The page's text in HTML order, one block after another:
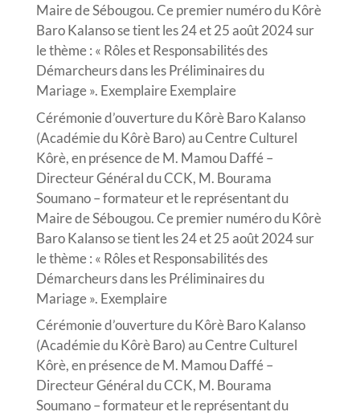
Maire de Sébougou. Ce premier numéro du Kôrè
Baro Kalanso se tient les 24 et 25 août 2024 sur
le thème : « Rôles et Responsabilités des
Démarcheurs dans les Préliminaires du
Mariage ». Exemplaire Exemplaire
Cérémonie d’ouverture du Kôrè Baro Kalanso
(Académie du Kôrè Baro) au Centre Culturel
Kôrè, en présence de M. Mamou Daffé –
Directeur Général du CCK, M. Bourama
Soumano – formateur et le représentant du
Maire de Sébougou. Ce premier numéro du Kôrè
Baro Kalanso se tient les 24 et 25 août 2024 sur
le thème : « Rôles et Responsabilités des
Démarcheurs dans les Préliminaires du
Mariage ». Exemplaire
Cérémonie d’ouverture du Kôrè Baro Kalanso
(Académie du Kôrè Baro) au Centre Culturel
Kôrè, en présence de M. Mamou Daffé –
Directeur Général du CCK, M. Bourama
Soumano – formateur et le représentant du